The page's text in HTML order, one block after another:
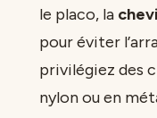
le placo, la
pour éviter
privilégiez des
nylon ou en